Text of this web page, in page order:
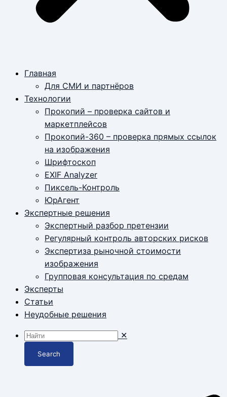
Главная
Для СМИ и партнёров
Технологии
Прокопий – проверка сайтов и
маркетплейсов
Прокопий-360 – проверка прямых ссылок
на изображения
Шрифтоскоп
EXIF Analyzer
Пиксель-Контроль
ЮрАгент
Экспертные решения
Экспертный разбор претензии
Регулярный контроль авторских рисков
Экспертиза рыночной стоимости
изображения
Групповая консультация по средам
Эксперты
Статьи
Неудобные решения
✕